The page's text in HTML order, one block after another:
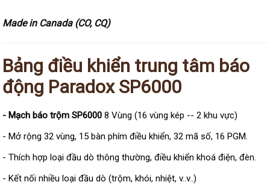
Đầu ghi Dahua
Thiết bị chống trộm
Thiết bị chống trộm Paradox
Thiết bị Enforcer
Khóa điện tử VIRO
Khóa điện tử KBVISION
Made in Canada (CO, CQ)
Bảng điều khiển trung tâm báo
động Paradox SP6000
- Mạch báo trộm SP6000 8 Vùng (16 vùng kép -- 2 khu vực)
- Mở rộng 32 vùng, 15 bàn phím điều khiển, 32 mã số, 16 PGM.
- Thích hợp loại đầu dò thông thường, điều khiển khoá điện, đèn.
- Kết nối nhiều loại đầu dò (trộm, khói, nhiệt, v..v..)